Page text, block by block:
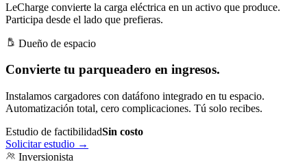
LeCharge convierte la carga eléctrica en un activo que produce.
Participa desde el lado que prefieras.
Dueño de espacio
Convierte tu parqueadero en ingresos.
Instalamos cargadores con datáfono integrado en tu espacio.
Automatización total, cero complicaciones. Tú solo recibes.
Estudio de factibilidadSin costo
Solicitar estudio →
Inversionista